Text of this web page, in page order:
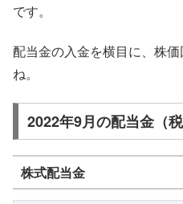
です。
配当金の入金を横目に、株
ね。
2022年9月の配当金（税
株式配当金